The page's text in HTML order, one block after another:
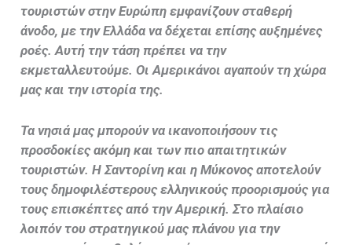
τουριστών στην Ευρώπη εμφανίζουν σταθερή
άνοδο, με την Ελλάδα να δέχεται επίσης αυξημένες
ροές. Αυτή την τάση πρέπει να την
εκμεταλλευτούμε. Οι Αμερικάνοι αγαπούν τη χώρα
μας και την ιστορία της.
Τα νησιά μας μπορούν να ικανοποιήσουν τις
προσδοκίες ακόμη και των πιο απαιτητικών
τουριστών. Η Σαντορίνη και η Μύκονος αποτελούν
τους δημοφιλέστερους ελληνικούς προορισμούς για
τους επισκέπτες από την Αμερική. Στο πλαίσιο
λοιπόν του στρατηγικού μας πλάνου για την